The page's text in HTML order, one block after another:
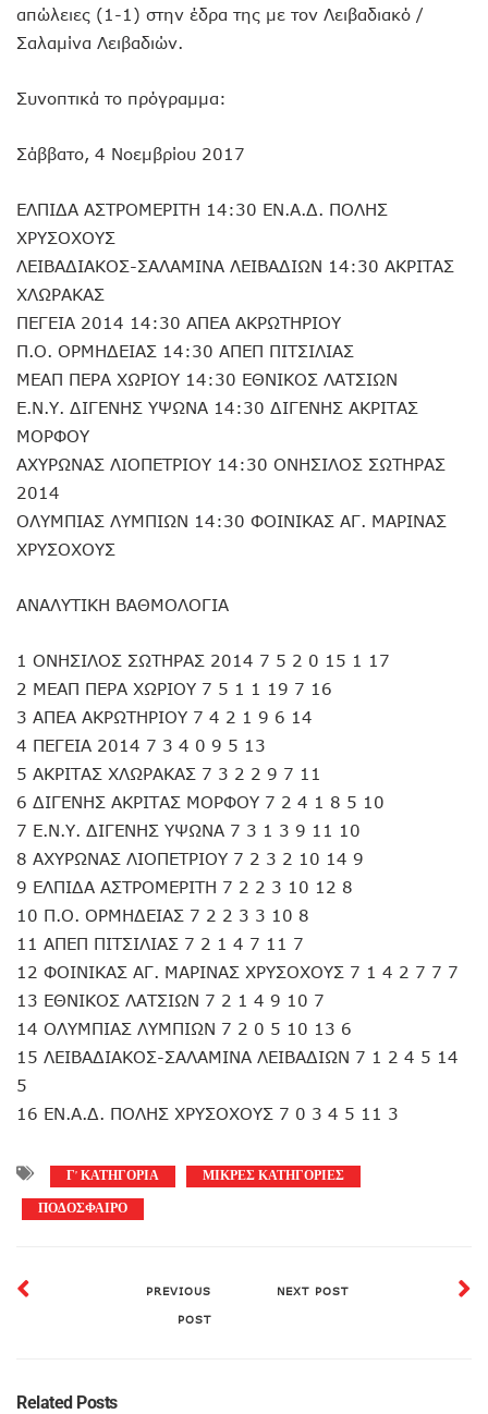
απώλειες (1-1) στην έδρα της με τον Λειβαδιακό /
Σαλαμίνα Λειβαδιών.
Συνοπτικά το πρόγραμμα:
Σάββατο, 4 Νοεμβρίου 2017
ΕΛΠΙΔΑ ΑΣΤΡΟΜΕΡΙΤΗ 14:30 ΕΝ.Α.Δ. ΠΟΛΗΣ
ΧΡΥΣΟΧΟΥΣ
ΛΕΙΒΑΔΙΑΚΟΣ-ΣΑΛΑΜΙΝΑ ΛΕΙΒΑΔΙΩΝ 14:30 ΑΚΡΙΤΑΣ
ΧΛΩΡΑΚΑΣ
ΠΕΓΕΙΑ 2014 14:30 ΑΠΕΑ ΑΚΡΩΤΗΡΙΟΥ
Π.Ο. ΟΡΜΗΔΕΙΑΣ 14:30 ΑΠΕΠ ΠΙΤΣΙΛΙΑΣ
ΜΕΑΠ ΠΕΡΑ ΧΩΡΙΟΥ 14:30 ΕΘΝΙΚΟΣ ΛΑΤΣΙΩΝ
Ε.Ν.Υ. ΔΙΓΕΝΗΣ ΥΨΩΝΑ 14:30 ΔΙΓΕΝΗΣ ΑΚΡΙΤΑΣ
ΜΟΡΦΟΥ
ΑΧΥΡΩΝΑΣ ΛΙΟΠΕΤΡΙΟΥ 14:30 ΟΝΗΣΙΛΟΣ ΣΩΤΗΡΑΣ
2014
ΟΛΥΜΠΙΑΣ ΛΥΜΠΙΩΝ 14:30 ΦΟΙΝΙΚΑΣ ΑΓ. ΜΑΡΙΝΑΣ
ΧΡΥΣΟΧΟΥΣ
ΑΝΑΛΥΤΙΚΗ ΒΑΘΜΟΛΟΓΙΑ
1 ΟΝΗΣΙΛΟΣ ΣΩΤΗΡΑΣ 2014 7 5 2 0 15 1 17
2 ΜΕΑΠ ΠΕΡΑ ΧΩΡΙΟΥ 7 5 1 1 19 7 16
3 ΑΠΕΑ ΑΚΡΩΤΗΡΙΟΥ 7 4 2 1 9 6 14
4 ΠΕΓΕΙΑ 2014 7 3 4 0 9 5 13
5 ΑΚΡΙΤΑΣ ΧΛΩΡΑΚΑΣ 7 3 2 2 9 7 11
6 ΔΙΓΕΝΗΣ ΑΚΡΙΤΑΣ ΜΟΡΦΟΥ 7 2 4 1 8 5 10
7 Ε.Ν.Υ. ΔΙΓΕΝΗΣ ΥΨΩΝΑ 7 3 1 3 9 11 10
8 ΑΧΥΡΩΝΑΣ ΛΙΟΠΕΤΡΙΟΥ 7 2 3 2 10 14 9
9 ΕΛΠΙΔΑ ΑΣΤΡΟΜΕΡΙΤΗ 7 2 2 3 10 12 8
10 Π.Ο. ΟΡΜΗΔΕΙΑΣ 7 2 2 3 3 10 8
11 ΑΠΕΠ ΠΙΤΣΙΛΙΑΣ 7 2 1 4 7 11 7
12 ΦΟΙΝΙΚΑΣ ΑΓ. ΜΑΡΙΝΑΣ ΧΡΥΣΟΧΟΥΣ 7 1 4 2 7 7 7
13 ΕΘΝΙΚΟΣ ΛΑΤΣΙΩΝ 7 2 1 4 9 10 7
14 ΟΛΥΜΠΙΑΣ ΛΥΜΠΙΩΝ 7 2 0 5 10 13 6
15 ΛΕΙΒΑΔΙΑΚΟΣ-ΣΑΛΑΜΙΝΑ ΛΕΙΒΑΔΙΩΝ 7 1 2 4 5 14
5
16 ΕΝ.Α.Δ. ΠΟΛΗΣ ΧΡΥΣΟΧΟΥΣ 7 0 3 4 5 11 3
Γ’ ΚΑΤΗΓΟΡΙΑ
ΜΙΚΡΕΣ ΚΑΤΗΓΟΡΙΕΣ
ΠΟΔΟΣΦΑΙΡΟ
PREVIOUS
POST
NEXT POST
Related Posts